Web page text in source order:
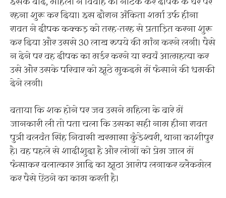
रहना शुरू कर दिया। इस दौरान अंकिता शर्मा उर्फ हीना
रावत ने दीपक कक्कड़ को तरह-तरह से प्रताड़ित करना शुरू
कर दिया और उससे 30 लाख रुपये की मांग करने लगी। पैसे
न देने पर वह दीपक का मर्डर करने या स्वयं आत्महत्या कर
उसे और उसके परिवार को झूठे मुकदमे में फंसाने की धमकी
देने लगी।
बताया कि शक होने पर जब उसने महिला के बारे में
जानकारी ली तो पता चला कि उसका सही नाम हीना रावत
पुत्री बलवंत सिंह निवासी खरमासा कुंडेश्वरी, थाना काशीपुर
है। वह पहले से शादीशुदा है और लोगों को प्रेम जाल में
फंसाकर बलात्कार आदि का झूठा आरोप लगाकर ब्लैकमेल
कर पैसे ऐंठने का काम करती है।